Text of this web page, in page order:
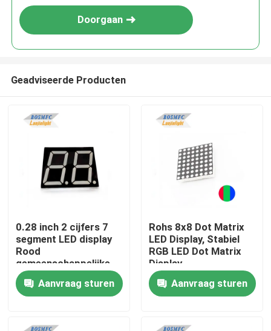
Thuis
Producten
Doorgaan
Geadviseerde Producten
0.28 inch 2 cijfers 7
segment LED display
Rood
gemeenschappelijke
anode en kathode
Aanvraag sturen
Rohs 8x8 Dot Matrix
LED Display, Stabiel
RGB LED Dot Matrix
Display
Aanvraag sturen